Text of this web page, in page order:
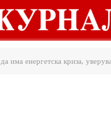
има енергетска криза,